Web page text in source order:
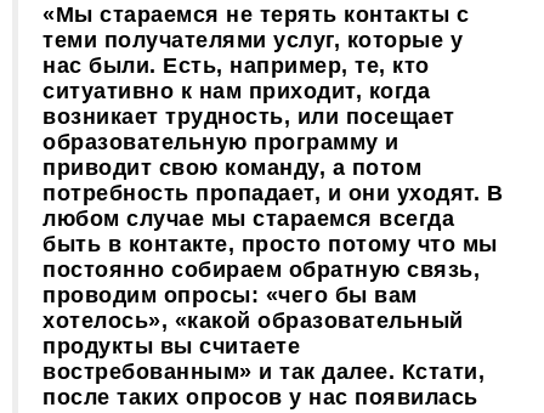
«Мы стараемся не терять контакты с
теми получателями услуг, которые у
нас были. Есть, например, те, кто
ситуативно к нам приходит, когда
возникает трудность, или посещает
образовательную программу и
приводит свою команду, а потом
потребность пропадает, и они уходят. В
любом случае мы стараемся всегда
быть в контакте, просто потому что мы
постоянно собираем обратную связь,
проводим опросы: «чего бы вам
хотелось», «какой образовательный
продукты вы считаете
востребованным» и так далее. Кстати,
после таких опросов у нас появилась